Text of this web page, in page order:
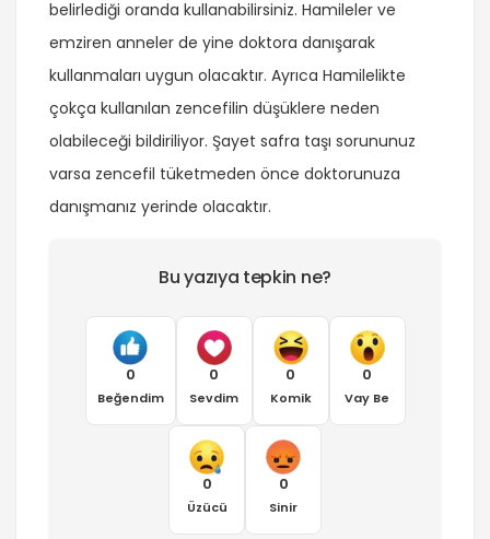
belirlediği oranda kullanabilirsiniz. Hamileler ve
emziren anneler de yine doktora danışarak
kullanmaları uygun olacaktır. Ayrıca Hamilelikte
çokça kullanılan zencefilin düşüklere neden
olabileceği bildiriliyor. Şayet safra taşı sorununuz
varsa zencefil tüketmeden önce doktorunuza
danışmanız yerinde olacaktır.
Bu yazıya tepkin ne?
0
Beğendim
0
Sevdim
0
Komik
0
Vay Be
0
Üzücü
0
Sinir